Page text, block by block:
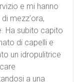
e mi hanno
mezz'ora,
Ha subito capito
di capelli e
un idropulitrice
a una